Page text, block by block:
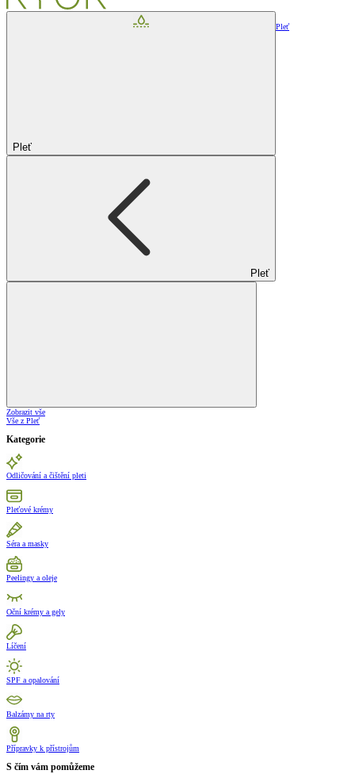
Pleť
Pleť
Pleť
Zobrazit vše
Vše z Pleť
Kategorie
Odličování a čištění pleti
Pleťové krémy
Séra a masky
Peelingy a oleje
Oční krémy a gely
Líčení
SPF a opalování
Balzámy na rty
Přípravky k přístrojům
S čím vám pomůžeme